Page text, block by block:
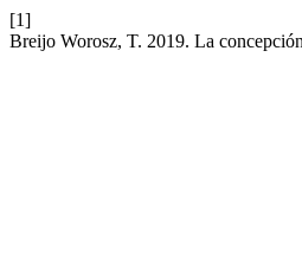
[1]
Breijo Worosz, T. 2019. La